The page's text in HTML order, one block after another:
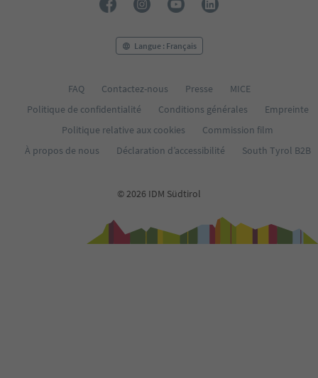
Langue : Français
FAQ Contactez-nous Presse
MICE
Politique de confidentialité
Conditions générales
Empreinte
Politique relative aux cookies
Commission film
À propos de nous
Déclaration d’accessibilité South Tyrol B2B
© 2026 IDM Südtirol